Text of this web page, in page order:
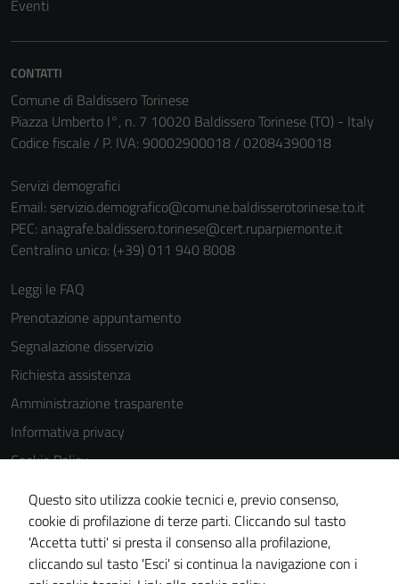
Eventi
CONTATTI
Comune di Baldissero Torinese
Piazza Umberto I°, n. 7 10020 Baldissero Torinese (TO) - Italy
Codice fiscale / P. IVA: 90002900018 / 02084390018
Servizi demografici
Email: servizio.demografico@comune.baldisserotorinese.to.it
PEC: anagrafe.baldissero.torinese@cert.ruparpiemonte.it
Centralino unico: (+39) 011 940 8008
Leggi le FAQ
Prenotazione appuntamento
Segnalazione disservizio
Richiesta assistenza
Amministrazione trasparente
Informativa privacy
Cookie Policy
Note legali
Dichiarazione di accessibilità
Meccanismo di feedback
Piano di miglioramento del sito
Questo sito utilizza cookie tecnici e, previo consenso,
cookie di profilazione di terze parti. Cliccando sul tasto
'Accetta tutti' si presta il consenso alla profilazione,
cliccando sul tasto 'Esci' si continua la navigazione con i